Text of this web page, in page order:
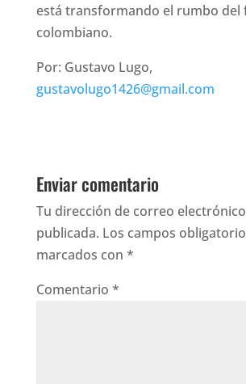
está transformando el rumbo del
colombiano.
Por: Gustavo Lugo,
gustavolugo1426@gmail.com
Enviar comentario
Tu dirección de correo
publicada. Los campos
marcados con *
Comentario *